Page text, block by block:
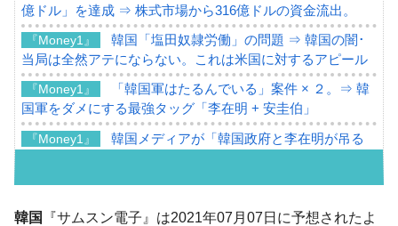
億ドル」を達成 ⇒ 株式市場から316億ドルの資金流出。
『Money1』
韓国「塩田奴隷労働」の問題 ⇒ 韓国の闇･
当局は全然アテにならない。これは米国に対するアピール
『Money1』
「韓国軍はたるんでいる」案件 × ２。⇒ 韓
国軍をダメにする最強タッグ「李在明 + 安圭伯」
『Money1』
韓国メディアが「韓国政府と李在明が吊る
『Money1』
韓国07月･物価指数「2.8％」に低下 ⇒ 実は
コアコアは上がった。
韓国
『サムスン電子』は2021年07月07日に予想されたよ